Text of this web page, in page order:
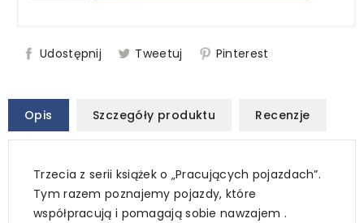
Udostępnij Tweetuj Pinterest
Opis Szczegóły produktu Recenzje
Trzecia z serii książek o „Pracujących pojazdach”.
Tym razem poznajemypojazdy, które
współpracują i pomagają sobie nawzajem .